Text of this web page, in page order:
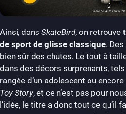
Ainsi, dans SkateBird, on retrouve
de sport de glisse classique.
bien sûr des chutes. Le tout à
dans des décors surprenants,
rangée d’un adolescent ou
Toy Story, et ce n’est pas pour
l’idée, le titre a donc tout ce qu’il